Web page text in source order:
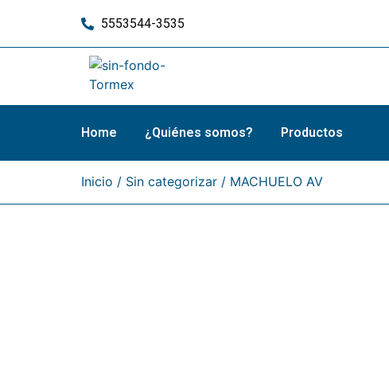
5553544-3535
Home ¿Quiénes somos? Productos
Inicio / Sin categorizar / MACHUELO AV